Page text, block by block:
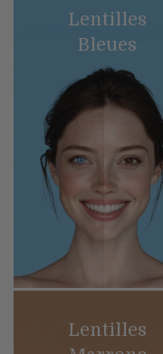
Lentilles
Bleues
Lentilles